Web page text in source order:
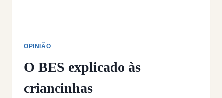
OPINIÃO
O BES explicado às
criancinhas